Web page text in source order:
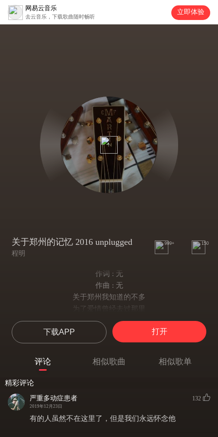
网易云音乐
去云音乐，下载歌曲随时畅听
立即体验
关于郑州的记忆 2016 unplugged
程明
999+ 150
作词 : 无
作曲 : 无
关于郑州我知道的不多
为了爱情曾经去过那里
多少次在火车上路过这城市
一个人悄悄地想起她
她说她喜欢郑州冬天的阳光
雾气穿过她年轻的脖子
想来想去都是忏悔和委屈
关于郑州我爱的全是你
下载APP 打开
评论 相似歌曲 相似歌单
精彩评论
严重多动症患者
2019年12月23日
132
有的人虽然不在这里了，但是我们永远怀念他